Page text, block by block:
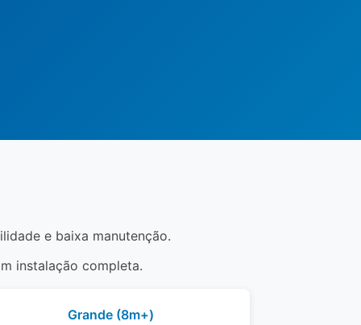
e baixa manutenção.
instalação completa.
Grande (8m+)